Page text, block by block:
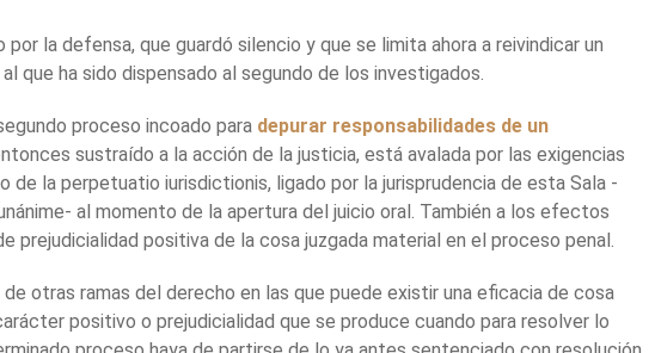
la defensa, que guardó silencio y que se limita ahora a reivindicar un
que ha sido dispensado al segundo de los investigados.
proceso incoado para depurar responsabilidades de un
sustraído a la acción de la justicia, está avalada por las exigencias
de la perpetuatio iurisdictionis, ligado por la jurisprudencia de esta Sala -
al momento de la apertura del juicio oral. También a los efectos
prejudicialidad positiva de la cosa juzgada material en el proceso penal.
otras ramas del derecho en las que puede existir una eficacia de cosa
positivo o prejudicialidad que se produce cuando para resolver lo